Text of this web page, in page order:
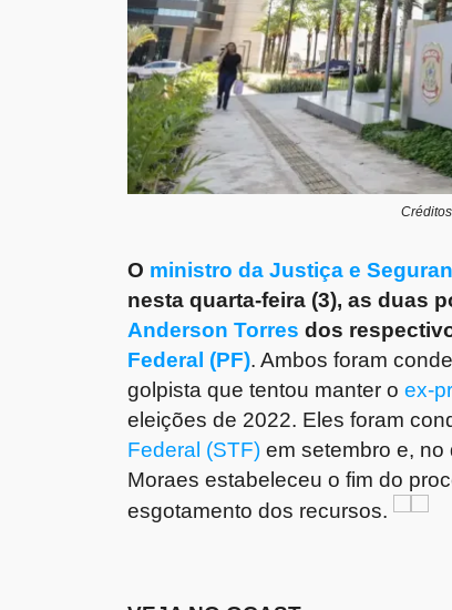
O ministro da Justiça e
nesta quarta-feira (3), as duas
Anderson Torresdos
Federal (PF). Ambos foram
golpista que tentou manter oex-
eleições de 2022. Eles foram
Federal (STF)em setembro e,
Moraes estabeleceu o fim do
esgotamento dos recursos.